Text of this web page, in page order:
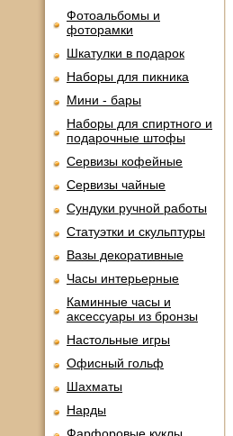
Фотоальбомы и
фоторамки
Шкатулки в подарок
Наборы для пикника
Мини - бары
Наборы для спиртного и
подарочные штофы
Сервизы кофейные
Сервизы чайные
Сундуки ручной работы
Статуэтки и скульптуры
Вазы декоративные
Часы интерьерные
Каминные часы и
аксессуары из бронзы
Настольные игры
Офисный гольф
Шахматы
Нарды